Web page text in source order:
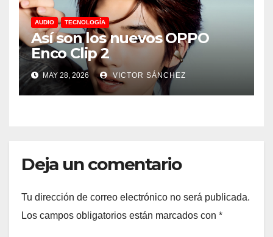
AUDIO TECNOLOGÍA
Así son los nuevos OPPO
Enco Clip 2
MAY 28, 2026 VICTOR SÁNCHEZ
Deja un comentario
Tu dirección de correo electrónico no será publicada.
Los campos obligatorios están marcados con *